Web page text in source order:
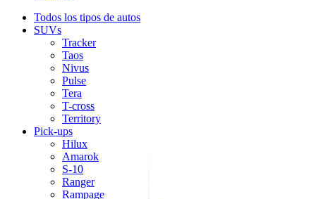
Todos los tipos de autos
SUVs
Tracker
Taos
Nivus
Pulse
Tera
T-cross
Territory
Pick-ups
Hilux
Amarok
S-10
Ranger
Rampage